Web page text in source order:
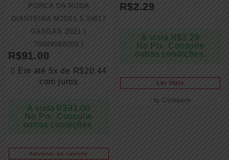
PORCA DA RODA
DIANTEIRA M20X1,5 SW17
GASGAS 2021 (
70009082000 )
R$91.00
Em até 5x de R$20.44
com juros
À vista R$91.00
No Pix. Consulte
outras condições.
Adicionar ao carrinho
R$2.29
À vista R$2.29
No Pix. Consulte
outras condições.
Ler mais
⇆ Compare